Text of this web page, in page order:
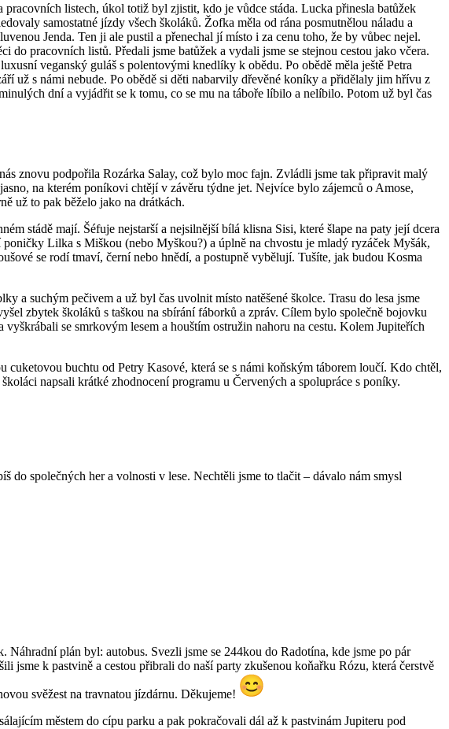
listech, úkol totiž byl zjistit, kdo je vůdce stáda. Lucka přinesla batůžek
samostatné jízdy všech školáků. Žofka měla od rána posmutnělou náladu a
Jenda. Ten ji ale pustil a přenechal jí místo i za cenu toho, že by vůbec nejel.
pracovních listů. Předali jsme batůžek a vydali jsme se stejnou cestou jako včera.
veganský guláš s polentovými knedlíky k obědu. Po obědě měla ještě Petra
už s námi nebude. Po obědě si děti nabarvily dřevěné koníky a přidělaly jim hřívu z
dní a vyjádřit se k tomu, co se mu na táboře líbilo a nelíbilo. Potom už byl čas
znovu podpořila Rozárka Salay, což bylo moc fajn. Zvládli jsme tak připravit malý
na kterém poníkovi chtějí v závěru týdne jet. Nejvíce bylo zájemců o Amose,
už to pak běželo jako na drátkách.
stádě mají. Šéfuje nejstarší a nejsilnější bílá klisna Sisi, které šlape na paty její dcera
Lilka s Miškou (nebo Myškou?) a úplně na chvostu je mladý ryzáček Myšák,
se rodí tmaví, černí nebo hnědí, a postupně vybělují. Tušíte, jak budou Kosma
a suchým pečivem a už byl čas uvolnit místo natěšené školce. Trasu do lesa jsme
zbytek školáků s taškou na sbírání fáborků a zpráv. Cílem bylo společně bojovku
se smrkovým lesem a houštím ostružin nahoru na cestu. Kolem Jupiteřích
buchtu od Petry Kasové, která se s námi koňským táborem loučí. Kdo chtěl,
napsali krátké zhodnocení programu u Červených a spolupráce s poníky.
do společných her a volnosti v lese. Nechtěli jsme to tlačit – dávalo nám smysl
plán byl: autobus. Svezli jsme se 244kou do Radotína, kde jsme po pár
jsme k pastvině a cestou přibrali do naší party zkušenou koňařku Rózu, která čerstvě
svěžest na travnatou jízdárnu. Děkujeme!
městem do cípu parku a pak pokračovali dál až k pastvinám Jupiteru pod